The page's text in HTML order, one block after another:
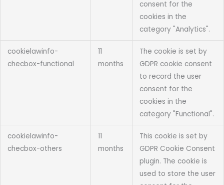
consent for the
cookies in the
category "Analytics".
cookielawinfo-
checbox-functional
11
months
The cookie is set by
GDPR cookie consent
to record the user
consent for the
cookies in the
category "Functional".
cookielawinfo-
checbox-others
11
months
This cookie is set by
GDPR Cookie Consent
plugin. The cookie is
used to store the user